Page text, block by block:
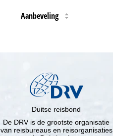
Aanbeveling
Duitse reisbond
De DRV is de grootste organisatie
van reisbureaus en reisorganisaties